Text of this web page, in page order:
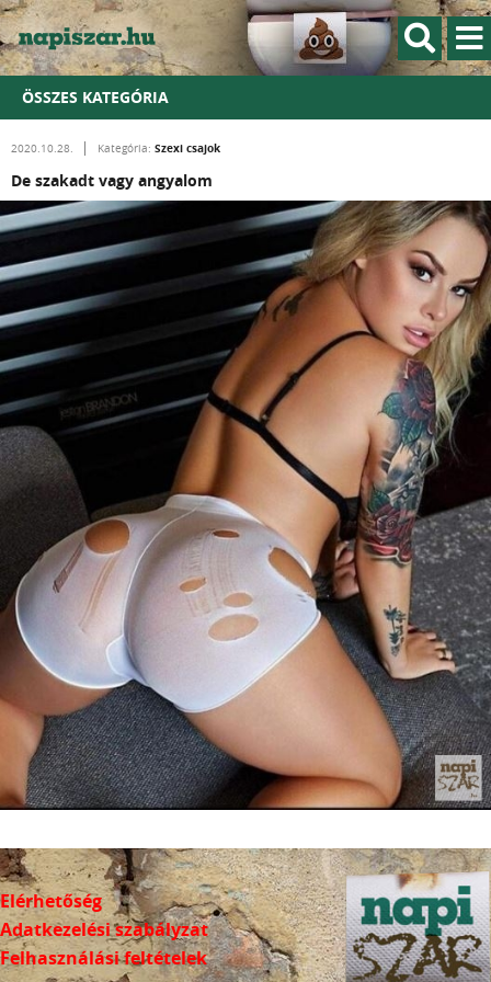
ÖSSZES KATEGÓRIA
2020.10.28. Kategória: Szexi csajok
De szakadt vagy angyalom
Elérhetőség
Adatkezelési szabályzat
Felhasználási feltételek